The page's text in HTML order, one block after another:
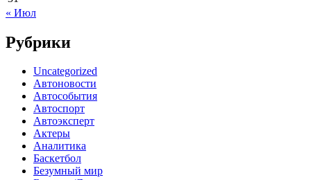
« Июл
Рубрики
Uncategorized
Автоновости
Автособытия
Автоспорт
Автоэксперт
Актеры
Аналитика
Баскетбол
Безумный мир